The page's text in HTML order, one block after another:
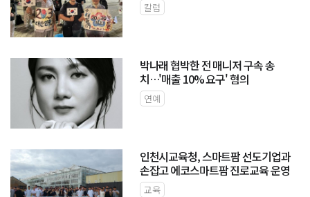
칼럼
박나래 협박한 전 매니저 구속 송
치…'매출 10% 요구' 혐의
연예
인천시교육청, 스마트팜 선도기업과
손잡고 에코스마트팜 진로교육 운영
교육